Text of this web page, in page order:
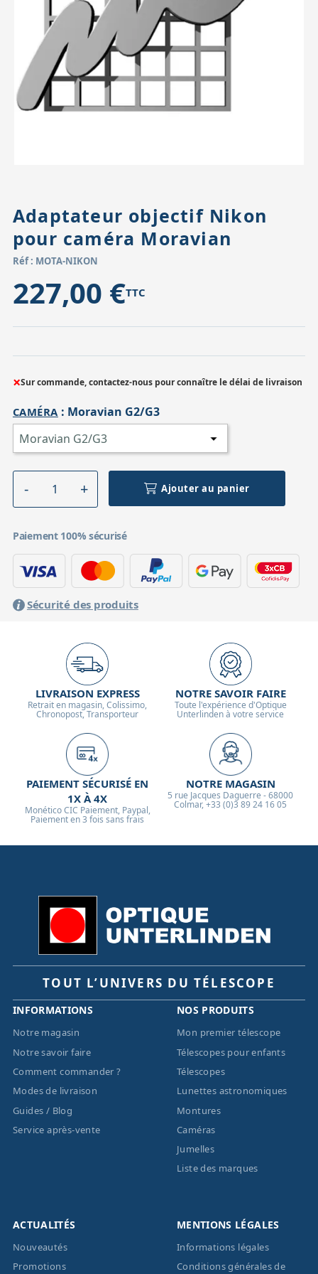
Accessoires pour montures
Pièces détachées
Adaptateur objectif Nikon
pour caméra Moravian
Réf : MOTA-NIKON
227,00 €TTC
×Sur commande, contactez-nous pour connaître le délai de livraison
CAMÉRA : Moravian G2/G3
Ajouter au panier
Paiement 100% sécurisé
Sécurité des produits
LIVRAISON EXPRESS
Retrait en magasin, Colissimo,
Chronopost, Transporteur
NOTRE SAVOIR FAIRE
Toute l'expérience d'Optique
Unterlinden à votre service
PAIEMENT SÉCURISÉ EN
1X À 4X
Monético CIC Paiement, Paypal,
Paiement en 3 fois sans frais
NOTRE MAGASIN
5 rue Jacques Daguerre - 68000
Colmar, +33 (0)3 89 24 16 05
TOUT L’UNIVERS DU TÉLESCOPE
INFORMATIONS
Notre magasin
Notre savoir faire
Comment commander ?
Modes de livraison
Guides / Blog
Service après-vente
NOS PRODUITS
Mon premier télescope
Télescopes pour enfants
Télescopes
Lunettes astronomiques
Montures
Caméras
Jumelles
Liste des marques
ACTUALITÉS
Nouveautés
Promotions
MENTIONS LÉGALES
Informations légales
Conditions générales de